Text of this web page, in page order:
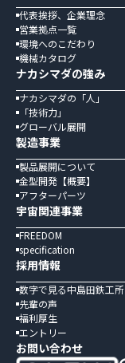
代表挨拶、企業理念
営業拠点一覧
環境へのこだわり
機械カタログ
ナカシマダの強み
ナカシマダの「人」
「技術力」
グローバル展開
製造事業
製品展開について
金型開発【概要】
アフターパーツ
宇宙関連事業
FREEDOM
specification
採用情報
数字で見る中島田鉄工所
先輩の声
福利厚生
エントリー
お問い合わせ